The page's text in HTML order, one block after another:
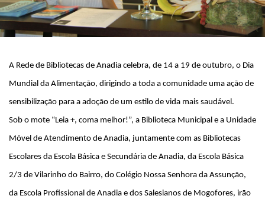
A Rede de Bibliotecas de Anadia celebra, de 14 a 19 de outubro, o Dia
Mundial da Alimentação, dirigindo a toda a comunidade uma ação de
sensibilização para a adoção de um estilo de vida mais saudável.
Sob o mote “Leia +, coma melhor!”, a Biblioteca Municipal e a Unidade
Móvel de Atendimento de Anadia, juntamente com as Bibliotecas
Escolares da Escola Básica e Secundária de Anadia, da Escola Básica
2/3 de Vilarinho do Bairro, do Colégio Nossa Senhora da Assunção,
da Escola Profissional de Anadia e dos Salesianos de Mogofores, irão